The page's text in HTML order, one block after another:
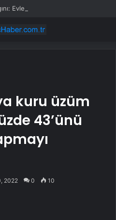
kuru üzüm
43’ünü
2022 0 10